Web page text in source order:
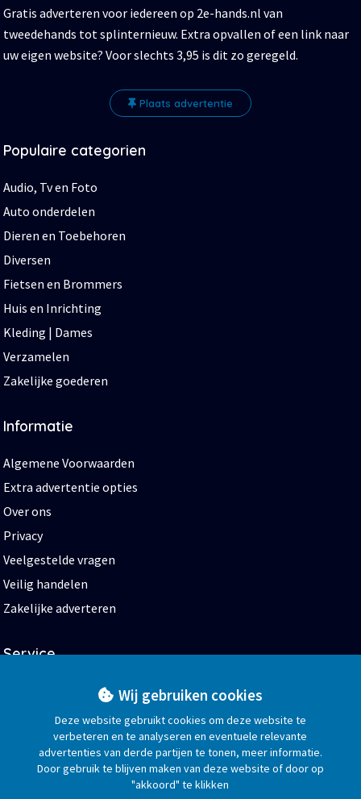
Gratis adverteren voor iedereen op 2e-hands.nl van
tweedehands tot splinternieuw. Extra opvallen of een link naar
uw eigen website? Voor slechts 3,95 is dit zo geregeld.
Plaats advertentie
Populaire categorien
Audio, Tv en Foto
Auto onderdelen
Dieren en Toebehoren
Diversen
Fietsen en Brommers
Huis en Inrichting
Kleding | Dames
Verzamelen
Zakelijke goederen
Informatie
Algemene Voorwaarden
Extra advertentie opties
Over ons
Privacy
Veelgestelde vragen
Veilig handelen
Zakelijke adverteren
Service
Help en contact
Bedrijvengids
Wij gebruiken cookies
Deze website gebruikt cookies om deze website te
verbeteren en te analyseren en eventuele relevante
advertenties van derde partijen te tonen, meer informatie.
Door gebruik te blijven maken van deze website of door op
"akkoord" te klikken